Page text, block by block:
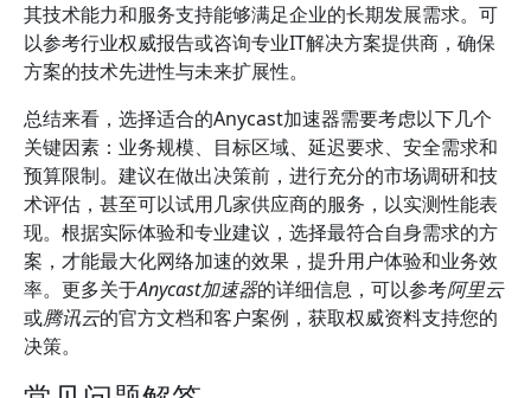
其技术能力和服务支持能够满足企业的长期发展需求。可
以参考行业权威报告或咨询专业IT解决方案提供商，确保
方案的技术先进性与未来扩展性。
总结来看，选择适合的Anycast加速器需要考虑以下几个
关键因素：业务规模、目标区域、延迟要求、安全需求和
预算限制。建议在做出决策前，进行充分的市场调研和技
术评估，甚至可以试用几家供应商的服务，以实测性能表
现。根据实际体验和专业建议，选择最符合自身需求的方
案，才能最大化网络加速的效果，提升用户体验和业务效
率。更多关于Anycast加速器的详细信息，可以参考阿里云
或腾讯云的官方文档和客户案例，获取权威资料支持您的
决策。